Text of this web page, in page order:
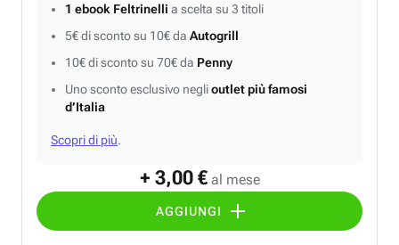
+ 3,00 € al mese
AGGIUNGI
1 ebook Feltrinelli a scelta su 3 titoli
5€ di sconto su 10€ da Autogrill
10€ di sconto su 70€ da Penny
Uno sconto esclusivo neglioutlet più famosi
d’Italia
Scopri di più.